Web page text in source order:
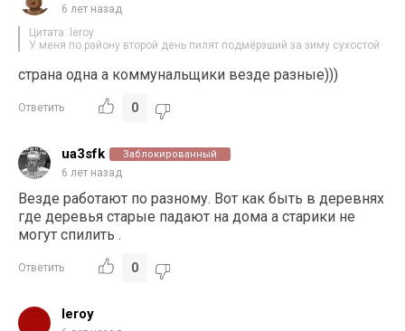
6 лет назад
Цитата: leroy
У меня по району второй день пилят подмёрзший за зиму сухостой
страна одна а коммунальщики везде разные)))
Ответить 0
ua3sfk Заблокированный
6 лет назад
Везде работают по разному. Вот как быть в деревнях
где деревья старые падают на дома а старики не
могут спилить .
Ответить 0
leroy